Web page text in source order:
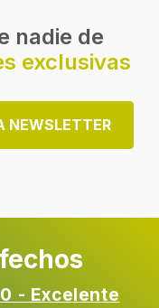
nadie de
exclusivas
NEWSLETTER
- Excelente